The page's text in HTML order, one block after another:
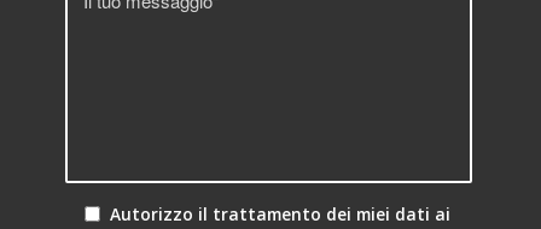
Autorizzo il trattamento dei miei dati ai